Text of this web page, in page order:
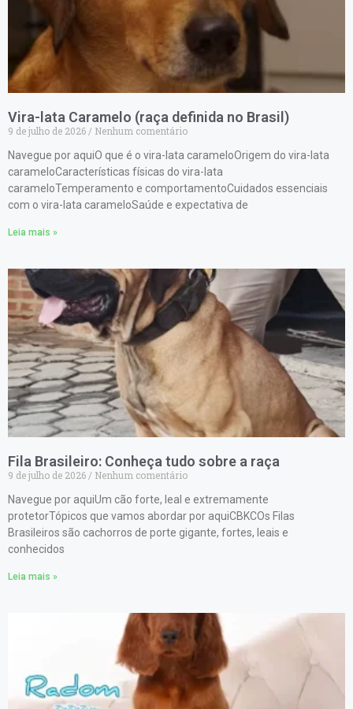
Vira-lata Caramelo (raça definida no Brasil)
9 de julho de 2026
Nenhum comentário
Navegue por aquiO que é o vira-lata carameloOrigem do vira-lata
carameloCaracterísticas físicas do vira-lata
carameloTemperamento e comportamentoCuidados essenciais
com o vira-lata carameloSaúde e expectativa de
Leia mais »
Fila Brasileiro: Conheça tudo sobre a raça
9 de julho de 2026
Nenhum comentário
Navegue por aquiUm cão forte, leal e extremamente
protetorTópicos que vamos abordar por aquiCBKCOs Filas
Brasileiros são cachorros de porte gigante, fortes, leais e
conhecidos
Leia mais »